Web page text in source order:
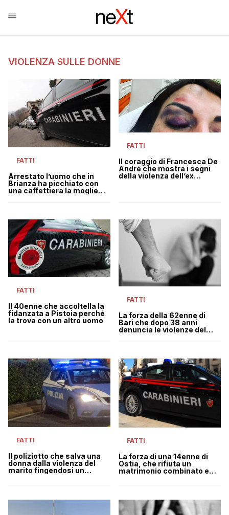
VIOLENZA SULLE DONNE
FATTI
Arrestato l’uomo che in
Brianza ha picchiato con
una caffettiera la moglie
FATTI
Il coraggio di Francesca De
André che mostra i segni
della violenza dell’ex
FATTI
Il 40enne che accoltella la
fidanzata a Pistoia perché
la trova con un altro uomo
FATTI
La forza della 62enne di
Bari che dopo 38 anni
denuncia le violenze del
FATTI
Il poliziotto che salva una
donna dalla violenza del
marito fingendosi un
FATTI
La forza di una 14enne di
Ostia, che rifiuta un
matrimonio combinato e